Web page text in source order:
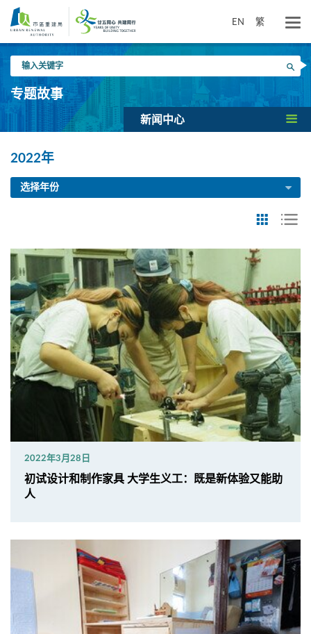
要
EN 繁
入
关
键
搜寻
专题故事
新闻中心
2022年
选择年份
2022年3月28日
初试设计和制作家具 大学生义工：既是新体验又能助
人